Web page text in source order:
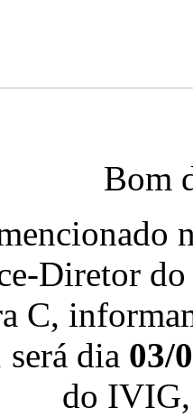
Bom
Diretor
C,
dia 03/
do IVIG,